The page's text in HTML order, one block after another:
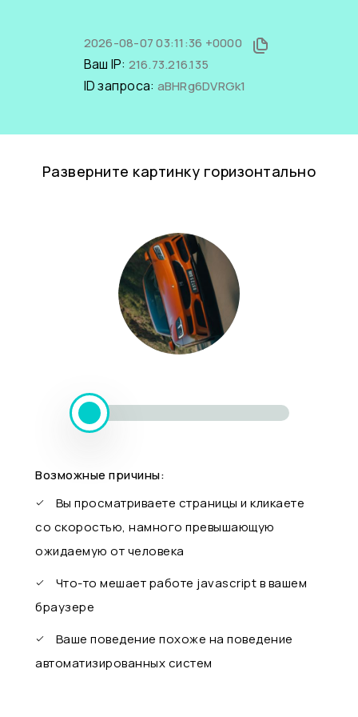
2026-08-07 03:11:36 +0000
Ваш IP: 216.73.216.135
ID запроса: aBHRg6DVRGk1
Разверните картинку горизонтально
Возможные причины:
Вы просматриваете страницы и кликаете
со скоростью, намного превышающую
ожидаемую от человека
Что-то мешает работе javascript в вашем
браузере
Ваше поведение похоже на поведение
автоматизированных систем